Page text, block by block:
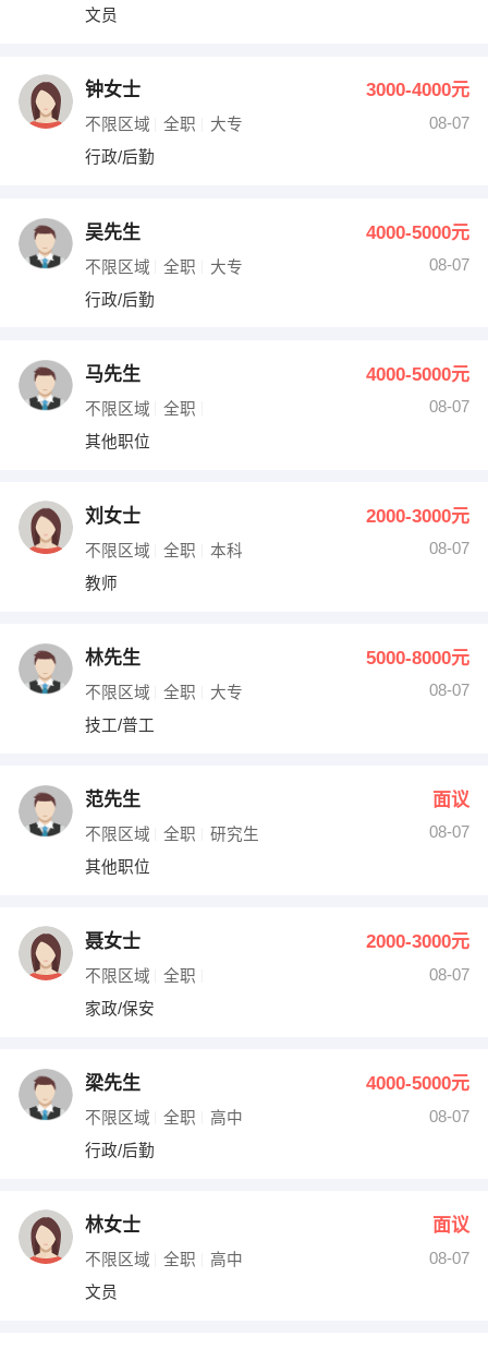
文员
钟女士 3000-4000元
不限区域 全职 大专
08-07
行政/后勤
吴先生 4000-5000元
不限区域 全职 大专
08-07
行政/后勤
马先生 4000-5000元
不限区域 全职
08-07
其他职位
刘女士 2000-3000元
不限区域 全职 本科
08-07
教师
林先生 5000-8000元
不限区域 全职 大专
08-07
技工/普工
范先生 面议
不限区域 全职 研究生
08-07
其他职位
聂女士 2000-3000元
不限区域 全职
08-07
家政/保安
梁先生 4000-5000元
不限区域 全职 高中
08-07
行政/后勤
林女士 面议
不限区域 全职 高中
08-07
文员